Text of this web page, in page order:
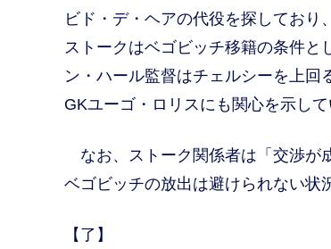
ビド・デ・ヘアの代役を探しており
ストークはベゴビッチ移籍の条件と
ン・ハール監督はチェルシーを上
GKユーゴ・ロリスにも関心を示して
なお、ストーク関係者は「交渉が
ベゴビッチの放出は避けられない状
【了】